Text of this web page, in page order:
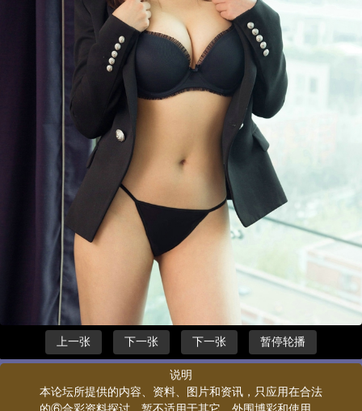
上一张 下一张 下一张 暂停轮播
说明
本论坛所提供的内容、资料、图片和资讯，只应用在合法